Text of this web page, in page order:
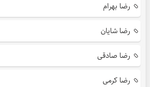
رضا بهرام
رضا شایان
رضا صادقی
رضا کرمی